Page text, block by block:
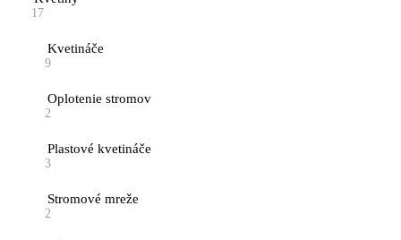
17
Kvetináče
9
Oplotenie stromov
2
Plastové kvetináče
3
Stromové mreže
2